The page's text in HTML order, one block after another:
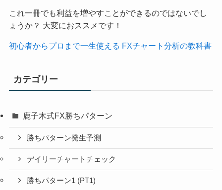
これ一冊でも利益を増やすことができるのではないでし
ょうか？ 大変におススメです！
初心者からプロまで一生使える FXチャート分析の教科書
カテゴリー
鹿子木式FX勝ちパターン
勝ちパターン発生予測
デイリーチャートチェック
勝ちパターン1 (PT1)